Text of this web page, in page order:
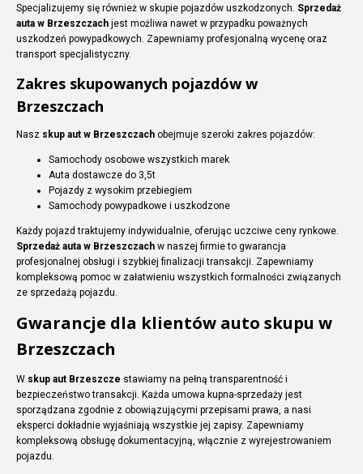
Specjalizujemy się również w skupie pojazdów uszkodzonych. Sprzedaż
auta w Brzeszczach jest możliwa nawet w przypadku poważnych
uszkodzeń powypadkowych. Zapewniamy profesjonalną wycenę oraz
transport specjalistyczny.
Zakres skupowanych pojazdów w
Brzeszczach
Nasz skup aut w Brzeszczach obejmuje szeroki zakres pojazdów:
Samochody osobowe wszystkich marek
Auta dostawcze do 3,5t
Pojazdy z wysokim przebiegiem
Samochody powypadkowe i uszkodzone
Każdy pojazd traktujemy indywidualnie, oferując uczciwe ceny rynkowe.
Sprzedaż auta w Brzeszczach w naszej firmie to gwarancja
profesjonalnej obsługi i szybkiej finalizacji transakcji. Zapewniamy
kompleksową pomoc w załatwieniu wszystkich formalności związanych
ze sprzedażą pojazdu.
Gwarancje dla klientów auto skupu w
Brzeszczach
W skup aut Brzeszcze stawiamy na pełną transparentność i
bezpieczeństwo transakcji. Każda umowa kupna-sprzedaży jest
sporządzana zgodnie z obowiązującymi przepisami prawa, a nasi
eksperci dokładnie wyjaśniają wszystkie jej zapisy. Zapewniamy
kompleksową obsługę dokumentacyjną, włącznie z wyrejestrowaniem
pojazdu.